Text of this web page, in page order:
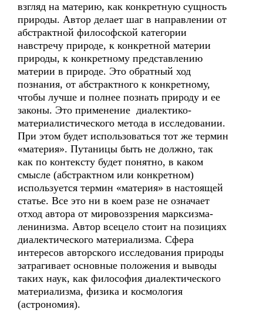
взгляд на материю, как конкретную сущность
природы. Автор делает шаг в направлении от
абстрактной философской категории
навстречу природе, к конкретной материи
природы, к конкретному представлению
материи в природе. Это обратный ход
познания, от абстрактного к конкретному,
чтобы лучше и полнее познать природу и ее
законы. Это применение диалектико-
материалистического метода в исследовании.
При этом будет использоваться тот же термин
«материя». Путаницы быть не должно, так
как по контексту будет понятно, в каком
смысле (абстрактном или конкретном)
используется термин «материя» в настоящей
статье. Все это ни в коем разе не означает
отход автора от мировоззрения марксизма-
ленинизма. Автор всецело стоит на позициях
диалектического материализма. Сфера
интересов авторского исследования природы
затрагивает основные положения и выводы
таких наук, как философия диалектического
материализма, физика и космология
(астрономия).